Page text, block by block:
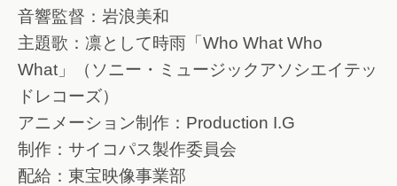
音響監督：岩浪美和
主題歌：凛として時雨「Who What Who
What」（ソニー・ミュージックアソシエイテッ
ドレコーズ）
アニメーション制作：Production I.G
制作：サイコパス製作委員会
配給：東宝映像事業部